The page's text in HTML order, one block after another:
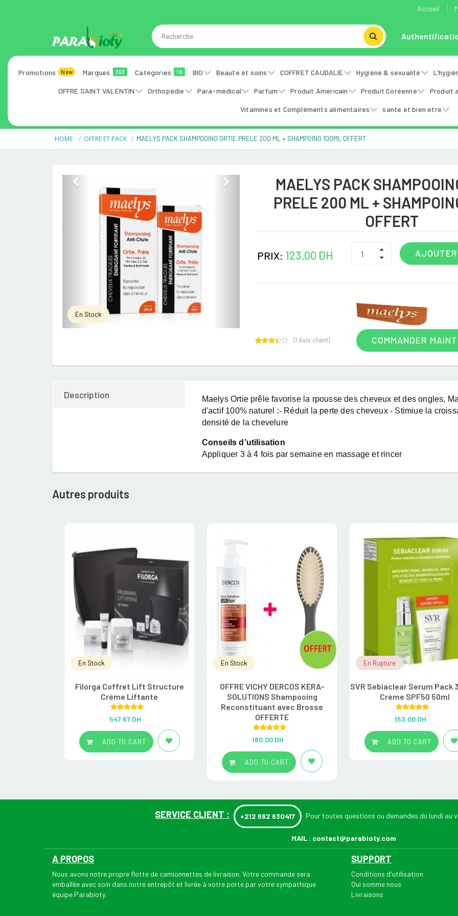
Accueil
Promotions New Marques 393 Catégories 18 BIO Beaute et soins COFFRET CAUDALIE Hygiène & sexualité
OFFRE SAINT VALENTIN Orthopédie Para-médical Parfum Produit Américain Produit Coréenne Produit
Vitamines et Compléments alimentaires sante et bien etre
HOME OFFRE ET PACK MAELYS PACK SHAMPOOING ORTIE PRELE 200 ML + SHAMPOING 100ML OFFERT
Previous
En Stock
MAELYS PACK
PRELE 200 ML +
OFFERT
PRIX: 123.00 DH
COMMANDER
out of
customer
rating
(1 Avis client)
Description
Maelys Ortie prêle favorise la rpousse des cheveux et des ongles,
d'actif 100% naturel :- Réduit la perte des cheveux - Stimiue la
densité de la chevelure
Conseils d’utilisation
Appliquer 3 à 4 fois par semaine en massage et rincer
Autres produits
En Stock
Filorga Coffret Lift Structure
Crème Liftante
Rated 5.00
out of 5
547.67 DH
ADD TO CART
En Stock
OFFRE VICHY DERCOS KERA-
SOLUTIONS Shampooing
Reconstituant avec Brosse
OFFERTE
Rated 5.00
out of 5
180.00 DH
ADD TO CART
En Rupture
SVR Sebiaclear Serum Pack
Crème SPF50 50ml
Rated 5.00
out of 5
153.00 DH
ADD TO CART
SERVICE CLIENT : +212 662 630417 Pour toutes questions ou demandes du lundi au
MAIL : contact@parabioty.com
A PROPOS
Nous avons notre propre flotte de camionnettes de livraison. Votre commande sera
emballée avec soin dans notre entrepôt et livrée à votre porte par votre sympathique
équipe Parabioty.
SUPPORT
Conditions d'utilisation
Qui somme nous
Livraisons